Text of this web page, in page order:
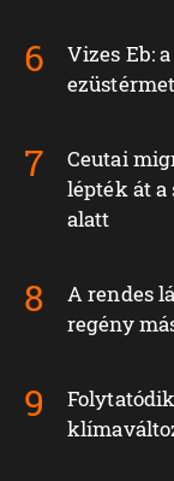
Vizes Eb:
Ceutai
lépték át
alatt
A rendes
regény